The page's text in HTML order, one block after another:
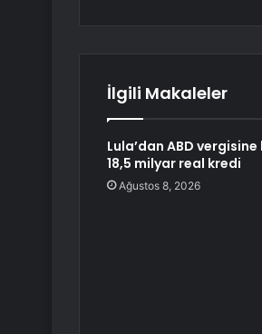
İlgili Makaleler
Lula’dan ABD vergisine
18,5 milyar real kredi
Ağustos 8, 2026